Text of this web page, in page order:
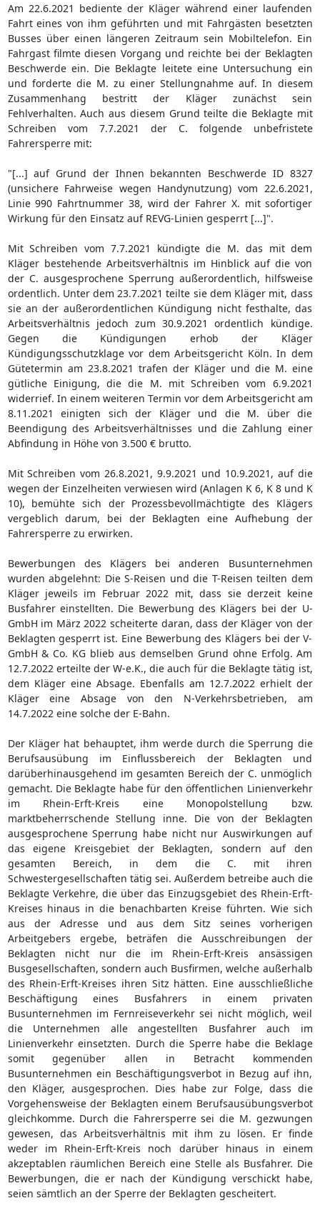
Am 22.6.2021 bediente der Kläger während einer laufenden
Fahrt eines von ihm geführten und mit Fahrgästen besetzten
Busses über einen längeren Zeitraum sein Mobiltelefon. Ein
Fahrgast filmte diesen Vorgang und reichte bei der Beklagten
Beschwerde ein. Die Beklagte leitete eine Untersuchung ein
und forderte die M. zu einer Stellungnahme auf. In diesem
Zusammenhang bestritt der Kläger zunächst sein
Fehlverhalten. Auch aus diesem Grund teilte die Beklagte mit
Schreiben vom 7.7.2021 der C. folgende unbefristete
Fahrersperre mit:
"[...] auf Grund der Ihnen bekannten Beschwerde ID 8327
(unsichere Fahrweise wegen Handynutzung) vom 22.6.2021,
Linie 990 Fahrtnummer 38, wird der Fahrer X. mit sofortiger
Wirkung für den Einsatz auf REVG-Linien gesperrt [...]".
Mit Schreiben vom 7.7.2021 kündigte die M. das mit dem
Kläger bestehende Arbeitsverhältnis im Hinblick auf die von
der C. ausgesprochene Sperrung außerordentlich, hilfsweise
ordentlich. Unter dem 23.7.2021 teilte sie dem Kläger mit, dass
sie an der außerordentlichen Kündigung nicht festhalte, das
Arbeitsverhältnis jedoch zum 30.9.2021 ordentlich kündige.
Gegen die Kündigungen erhob der Kläger
Kündigungsschutzklage vor dem Arbeitsgericht Köln. In dem
Gütetermin am 23.8.2021 trafen der Kläger und die M. eine
gütliche Einigung, die die M. mit Schreiben vom 6.9.2021
widerrief. In einem weiteren Termin vor dem Arbeitsgericht am
8.11.2021 einigten sich der Kläger und die M. über die
Beendigung des Arbeitsverhältnisses und die Zahlung einer
Abfindung in Höhe von 3.500 € brutto.
Mit Schreiben vom 26.8.2021, 9.9.2021 und 10.9.2021, auf die
wegen der Einzelheiten verwiesen wird (Anlagen K 6, K 8 und K
10), bemühte sich der Prozessbevollmächtigte des Klägers
vergeblich darum, bei der Beklagten eine Aufhebung der
Fahrersperre zu erwirken.
Bewerbungen des Klägers bei anderen Busunternehmen
wurden abgelehnt: Die S-Reisen und die T-Reisen teilten dem
Kläger jeweils im Februar 2022 mit, dass sie derzeit keine
Busfahrer einstellten. Die Bewerbung des Klägers bei der U-
GmbH im März 2022 scheiterte daran, dass der Kläger von der
Beklagten gesperrt ist. Eine Bewerbung des Klägers bei der V-
GmbH & Co. KG blieb aus demselben Grund ohne Erfolg. Am
12.7.2022 erteilte der W-e.K., die auch für die Beklagte tätig ist,
dem Kläger eine Absage. Ebenfalls am 12.7.2022 erhielt der
Kläger eine Absage von den N-Verkehrsbetrieben, am
14.7.2022 eine solche der E-Bahn.
Der Kläger hat behauptet, ihm werde durch die Sperrung die
Berufsausübung im Einflussbereich der Beklagten und
darüberhinausgehend im gesamten Bereich der C. unmöglich
gemacht. Die Beklagte habe für den öffentlichen Linienverkehr
im Rhein-Erft-Kreis eine Monopolstellung bzw.
marktbeherrschende Stellung inne. Die von der Beklagten
ausgesprochene Sperrung habe nicht nur Auswirkungen auf
das eigene Kreisgebiet der Beklagten, sondern auf den
gesamten Bereich, in dem die C. mit ihren
Schwestergesellschaften tätig sei. Außerdem betreibe auch die
Beklagte Verkehre, die über das Einzugsgebiet des Rhein-Erft-
Kreises hinaus in die benachbarten Kreise führten. Wie sich
aus der Adresse und aus dem Sitz seines vorherigen
Arbeitgebers ergebe, beträfen die Ausschreibungen der
Beklagten nicht nur die im Rhein-Erft-Kreis ansässigen
Busgesellschaften, sondern auch Busfirmen, welche außerhalb
des Rhein-Erft-Kreises ihren Sitz hätten. Eine ausschließliche
Beschäftigung eines Busfahrers in einem privaten
Busunternehmen im Fernreiseverkehr sei nicht möglich, weil
die Unternehmen alle angestellten Busfahrer auch im
Linienverkehr einsetzten. Durch die Sperre habe die Beklage
somit gegenüber allen in Betracht kommenden
Busunternehmen ein Beschäftigungsverbot in Bezug auf ihn,
den Kläger, ausgesprochen. Dies habe zur Folge, dass die
Vorgehensweise der Beklagten einem Berufsausübungsverbot
gleichkomme. Durch die Fahrersperre sei die M. gezwungen
gewesen, das Arbeitsverhältnis mit ihm zu lösen. Er finde
weder im Rhein-Erft-Kreis noch darüber hinaus in einem
akzeptablen räumlichen Bereich eine Stelle als Busfahrer. Die
Bewerbungen, die er nach der Kündigung verschickt habe,
seien sämtlich an der Sperre der Beklagten gescheitert.